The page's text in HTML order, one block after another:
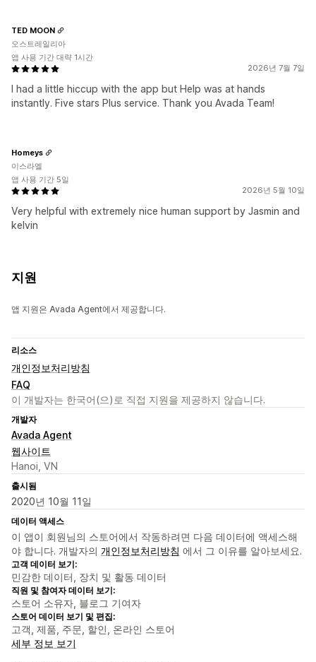
2026년 7월 7일
I had a little hiccup with the app but Help was at hands
instantly. Five stars Plus service. Thank you Avada Team!
TED MOON
오스트레일리아
앱 사용 기간 대략 1시간
2026년 5월 10일
Very helpful with extremely nice human support by Jasmin and
kelvin
Homeys
이스라엘
앱 사용 기간 5일
지원
앱 지원은 Avada Agent에서 제공합니다.
리소스
개인정보처리방침
FAQ
이 개발자는 한국어(으)로 직접 지원을 제공하지 않습니다.
개발자
Avada Agent
웹사이트
Hanoi, VN
출시됨
2020년 10월 11일
데이터 액세스
이 앱이 회원님의 스토어에서 작동하려면 다음 데이터에 액세스해
야 합니다. 개발자의 개인정보처리방침 에서 그 이유를 알아보세요.
고객 데이터 보기:
민감한 데이터, 장치 및 활동 데이터
직원 및 참여자 데이터 보기:
스토어 소유자, 블로그 기여자
스토어 데이터 보기 및 편집:
고객, 제품, 주문, 할인, 온라인 스토어
세부 정보 보기